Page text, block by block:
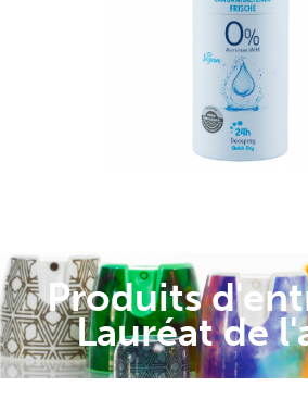
GmbH
Cien pure&fresh
female) La marque Cien
Réduction du poids,
PCR, laques, vernis et
Produits
Lauréat de